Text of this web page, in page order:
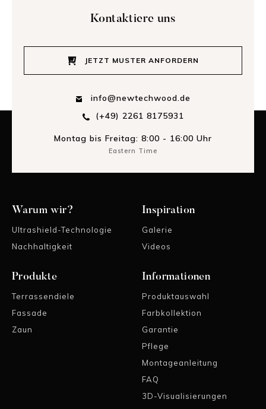
Kontaktiere uns
JETZT MUSTER ANFORDERN
info@newtechwood.de
(+49) 2261 8175931
Montag bis Freitag: 8:00 - 16:00 Uhr
Eastern Time
Warum wir?
Ultrashield-Technologie
Nachhaltigkeit
Inspiration
Galerie
Videos
Produkte
Terrassendiele
Fassade
Zaun
Informationen
Produktauswahl
Farbkollektion
Garantie
Pflege
Montageanleitung
FAQ
3D-Visualisierungen